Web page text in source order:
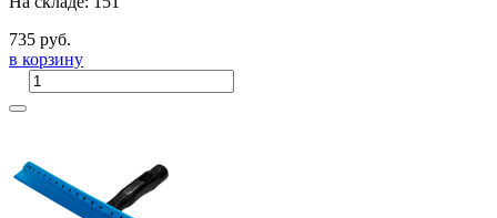
735 руб.
в корзину